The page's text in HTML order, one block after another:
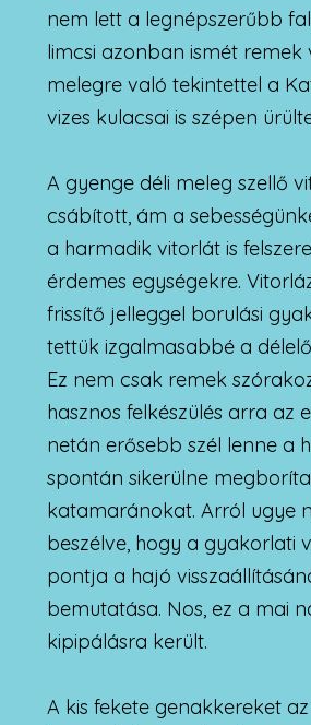
nem lett a legnépszerűbb
limcsi azonban ismét remek
melegre való tekintettel a
vizes kulacsai is szépen
A gyenge déli meleg szellő
csábított, ám a
a harmadik vitorlát is
érdemes egységekre.
frissítő jelleggel borulási
tettük izgalmasabbé a
Ez nem csak remek
hasznos felkészülés arra az
netán erősebb szél lenne a
spontán sikerülne
katamaránokat. Arról ugye
beszélve, hogy a gyakorlati
pontja a hajó
bemutatása. Nos, ez a mai
kipipálásra került.
A kis fekete genakkereket